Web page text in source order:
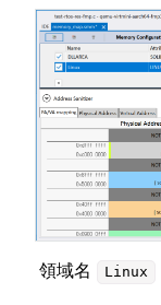
領域名 Linux